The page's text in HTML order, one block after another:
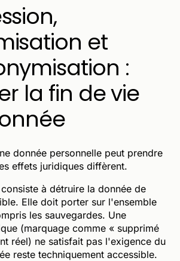
et
:
la fin de vie
donnée personnelle peut prendre
effets juridiques diffèrent.
consiste à détruire la donnée de
Elle doit porter sur l'ensemble
les sauvegardes. Une
(marquage comme « supprimé
réel) ne satisfait pas l'exigence du
reste techniquement accessible.